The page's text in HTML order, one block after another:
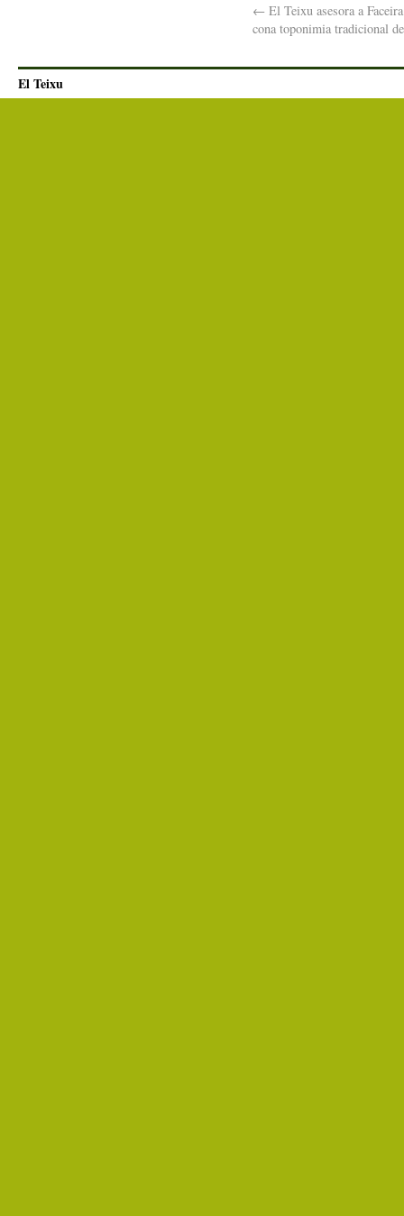
← El Teixu asesora a
cona toponimia tradicional
El Teixu